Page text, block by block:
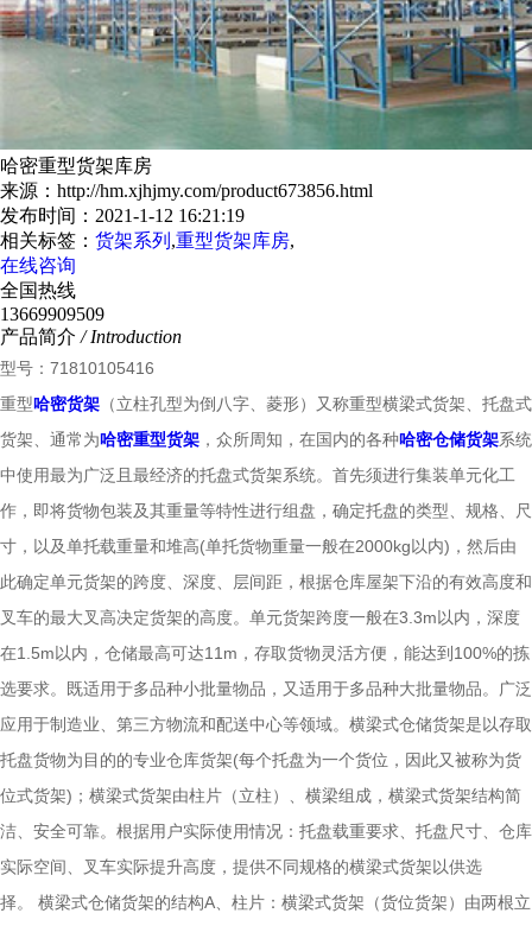
哈密重型货架库房
来源：http://hm.xjhjmy.com/product673856.html
发布时间：2021-1-12 16:21:19
相关标签： 货架系列 ,重型货架库房,
在线咨询
全国热线
13669909509
产品简介 / Introduction
型号：71810105416
重型哈密货架 （立柱孔型为倒八字、菱形）又称重型横梁式货架、托盘式
货架、通常为哈密重型货架 ，众所周知，在国内的各种哈密仓储货架系统
中使用最为广泛且最经济的托盘式货架系统。首先须进行集装单元化工
作，即将货物包装及其重量等特性进行组盘，确定托盘的类型、规格、尺
寸，以及单托载重量和堆高(单托货物重量一般在2000kg以内)，然后由
此确定单元货架的跨度、深度、层间距，根据仓库屋架下沿的有效高度和
叉车的最大叉高决定货架的高度。单元货架跨度一般在3.3m以内，深度
在1.5m以内，仓储最高可达11m，存取货物灵活方便，能达到100%的拣
选要求。既适用于多品种小批量物品，又适用于多品种大批量物品。广泛
应用于制造业、第三方物流和配送中心等领域。横梁式仓储货架是以存取
托盘货物为目的的专业仓库货架(每个托盘为一个货位，因此又被称为货
位式货架)；横梁式货架由柱片（立柱）、横梁组成，横梁式货架结构简
洁、安全可靠。根据用户实际使用情况：托盘载重要求、托盘尺寸、仓库
实际空间、叉车实际提升高度，提供不同规格的横梁式货架以供选
择。 横梁式仓储货架的结构A、柱片：横梁式货架（货位货架）由两根立